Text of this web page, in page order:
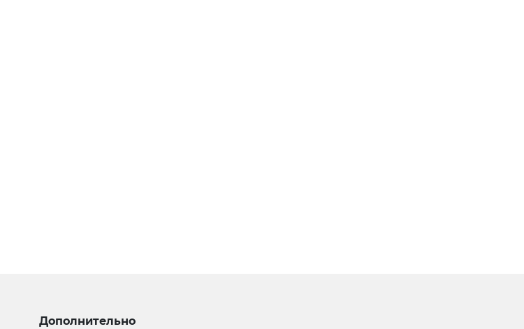
Дополнительно